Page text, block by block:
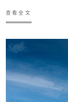
查看全文